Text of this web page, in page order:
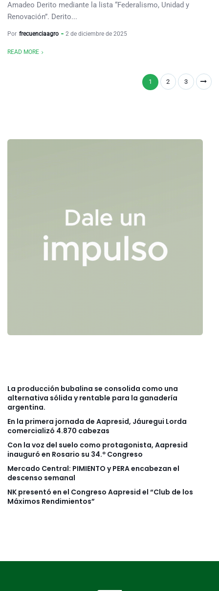
Amadeo Derito mediante la lista “Federalismo, Unidad y
Renovación”. Derito...
Por frecuenciaagro 2 de diciembre de 2025
READ MORE
1 2 3
La producción bubalina se consolida como una
alternativa sólida y rentable para la ganadería
argentina.
En la primera jornada de Aapresid, Jáuregui Lorda
comercializó 4.870 cabezas
Con la voz del suelo como protagonista, Aapresid
inauguró en Rosario su 34.º Congreso
Mercado Central: PIMIENTO y PERA encabezan el
descenso semanal
NK presentó en el Congreso Aapresid el “Club de los
Máximos Rendimientos”